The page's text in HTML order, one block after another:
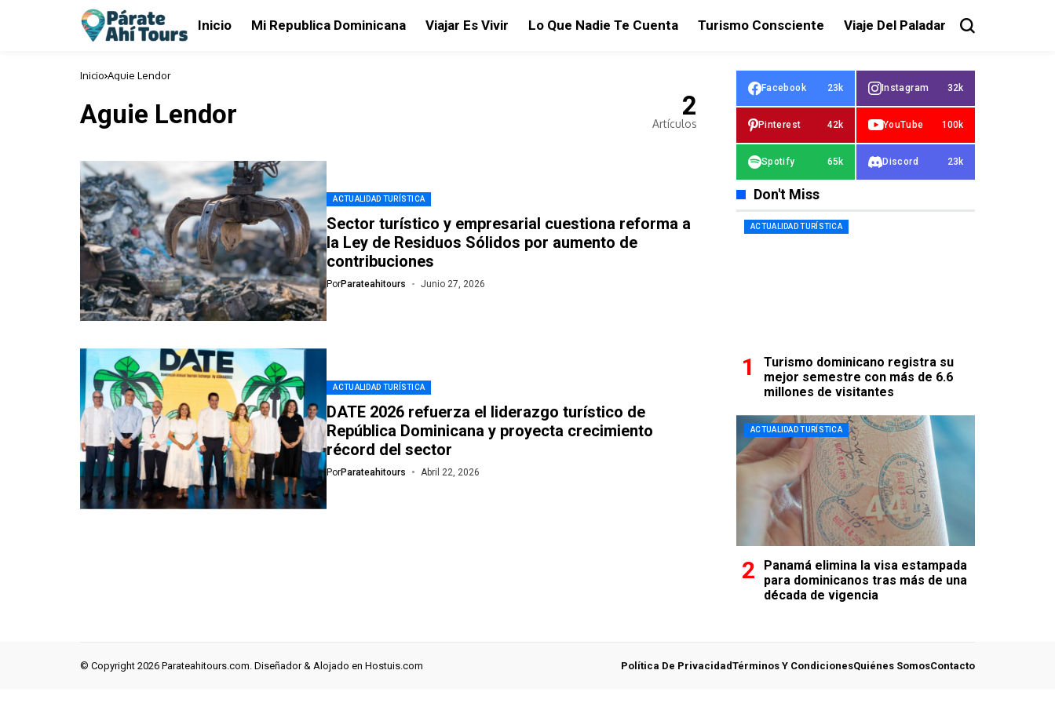
Inicio Mi Republica Dominicana Viajar Es Vivir Lo Que Nadie Te Cuenta Turismo Consciente Viaje Del Paladar
Inicio Aguie Lendor
Aguie Lendor 2
Artículos
ACTUALIDAD TURÍSTICA
Sector turístico y empresarial cuestiona reforma a
la Ley de Residuos Sólidos por aumento de
contribuciones
PorParateahitours Junio 27, 2026
ACTUALIDAD TURÍSTICA
DATE 2026 refuerza el liderazgo turístico de
República Dominicana y proyecta crecimiento
récord del sector
PorParateahitours Abril 22, 2026
Facebook 23k Instagram 32k
Pinterest 42k YouTube 100k
Spotify 65k Discord 23k
Don't Miss
ACTUALIDAD TURÍSTICA
Turismo dominicano registra su
mejor semestre con más de 6.6
millones de visitantes
ACTUALIDAD TURÍSTICA
Panamá elimina la visa estampada
para dominicanos tras más de una
década de vigencia
© Copyright 2026 Parateahitours.com. Diseñador & Alojado en Hostuis.com Política De PrivacidadTérminos Y CondicionesQuiénes SomosContacto